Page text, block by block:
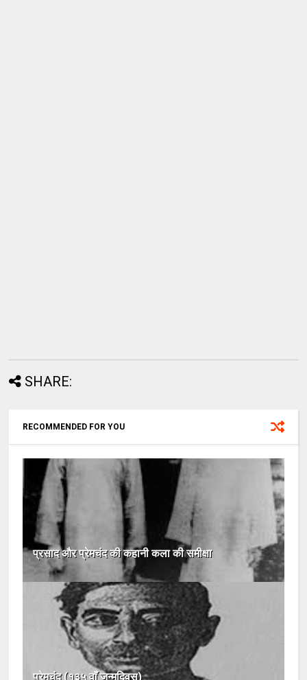
SHARE:
RECOMMENDED FOR YOU
प्रसाद और प्रेमचंद की कहानी कला की समीक्षा
प्रेमचंद (१३५ वाँ जन्मदिवस)